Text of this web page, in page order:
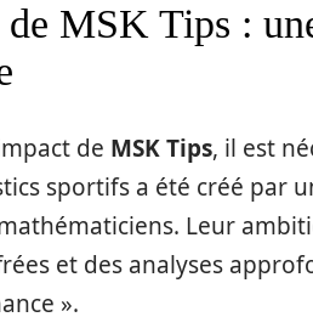
de MSK Tips :
de MSK Tips, il est
sportifs a été créé par
Leur
et des analyses
».